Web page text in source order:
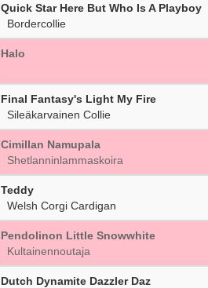
Quick Star Here But Who Is A Playboy
Bordercollie
Halo
Final Fantasy's Light My Fire
Sileäkarvainen Collie
Cimillan Namupala
Shetlanninlammaskoira
Teddy
Welsh Corgi Cardigan
Pendolinon Little Snowwhite
Kultainennoutaja
Dutch Dynamite Dazzler Daz